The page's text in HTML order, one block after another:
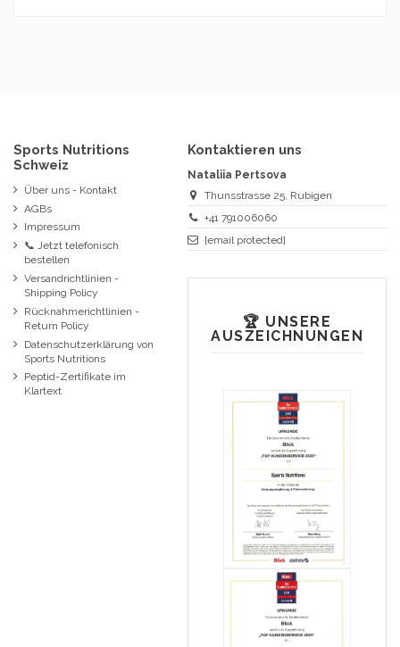
Sports Nutritions
Schweiz
Über uns - Kontakt
AGBs
Impressum
📞 Jetzt telefonisch
bestellen
Versandrichtlinien -
Shipping Policy
Rücknahmerichtlinien -
Return Policy
Datenschutzerklärung von
Sports Nutritions
Peptid-Zertifikate im
Klartext
Kontaktieren uns
Nataliia Pertsova
Thunsstrasse 25, Rubigen
+41 791006060
[email protected]
🏆 UNSERE
AUSZEICHNUNGEN